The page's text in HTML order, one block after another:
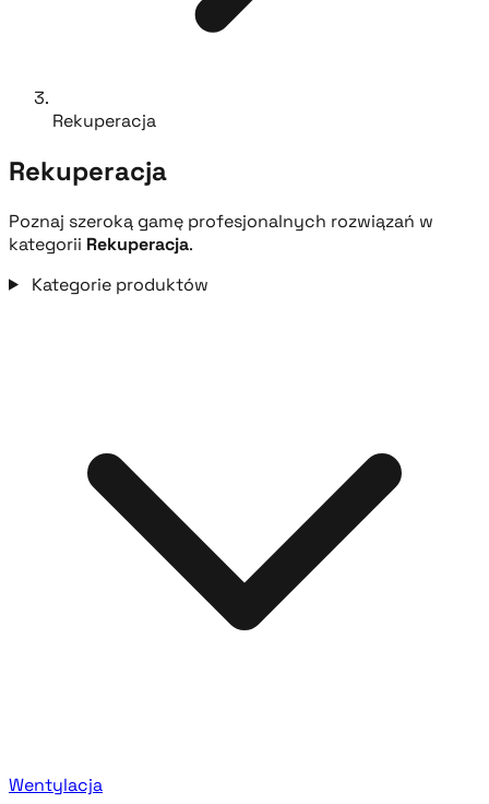
Rekuperacja
Rekuperacja
Poznaj szeroką gamę profesjonalnych rozwiązań w
kategorii Rekuperacja.
Kategorie produktów
Wentylacja